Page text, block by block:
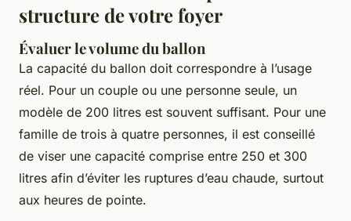
structure de votre foyer
Évaluer le volume du ballon
La capacité du ballon doit correspondre à l’usage
réel. Pour un couple ou une personne seule, un
modèle de 200 litres est souvent suffisant. Pour une
famille de trois à quatre personnes, il est conseillé
de viser une capacité comprise entre 250 et 300
litres afin d’éviter les ruptures d’eau chaude, surtout
aux heures de pointe.